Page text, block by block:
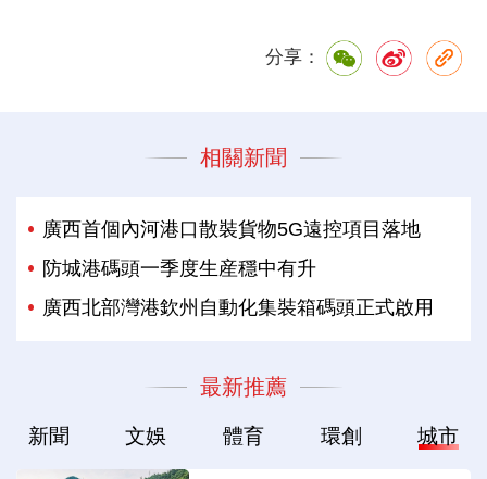
分享：
相關新聞
廣西首個內河港口散裝貨物5G遠控項目落地
防城港碼頭一季度生産穩中有升
廣西北部灣港欽州自動化集裝箱碼頭正式啟用
最新推薦
新聞 文娛 體育 環創 城市